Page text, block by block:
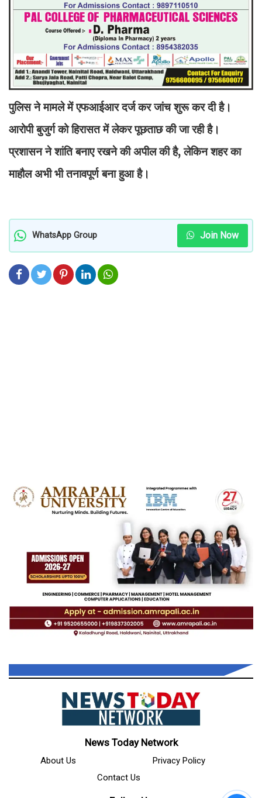
पुलिस ने मामले में एफआईआर दर्ज कर जांच शुरू कर दी है।
आरोपी बुजुर्ग को हिरासत में लेकर पूछताछ की जा रही है।
प्रशासन ने शांति बनाए रखने की अपील की है, लेकिन शहर का
माहौल अभी भी तनावपूर्ण बना हुआ है।
WhatsApp Group Join Now
News Today Network
About Us
Privacy Policy
Contact Us